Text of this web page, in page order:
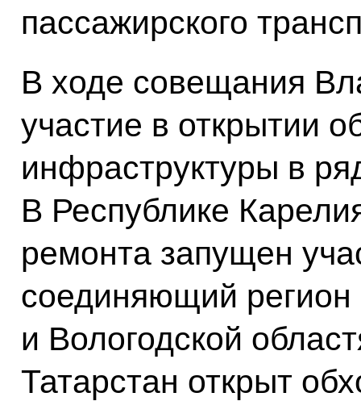
пассажирского
В ходе совещания
участие в открытии
инфраструктуры в
В Республике
ремонта запущен
соединяющий регион
и Вологодской
Татарстан открыт